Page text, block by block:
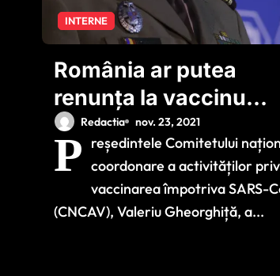
INTERNE
România ar putea
renunța la vaccinul
AstraZeneca!
Anunțul făcut de
Valeriu Gheorghiță
Redactia nov. 23, 2021
P reședintele Comitetului
coordonare a activităților
vaccinarea împotriva SARS-
(CNCAV), Valeriu Gheorghiță, a...